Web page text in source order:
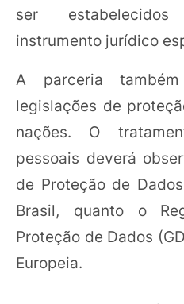
ser
instrumento jurídico
A parceria
legislações de
nações. O
pessoais deverá
de Proteção de
Brasil, quanto o
Proteção de Dados
Europeia.